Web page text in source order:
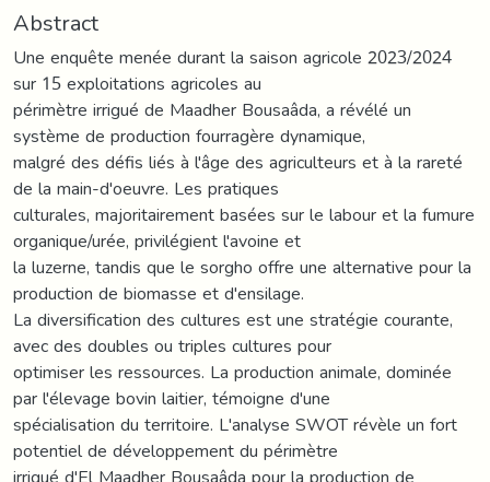
Abstract
Une enquête menée durant la saison agricole 2023/2024
sur 15 exploitations agricoles au
périmètre irrigué de Maadher Bousaâda, a révélé un
système de production fourragère dynamique,
malgré des défis liés à l'âge des agriculteurs et à la rareté
de la main-d'oeuvre. Les pratiques
culturales, majoritairement basées sur le labour et la fumure
organique/urée, privilégient l'avoine et
la luzerne, tandis que le sorgho offre une alternative pour la
production de biomasse et d'ensilage.
La diversification des cultures est une stratégie courante,
avec des doubles ou triples cultures pour
optimiser les ressources. La production animale, dominée
par l'élevage bovin laitier, témoigne d'une
spécialisation du territoire. L'analyse SWOT révèle un fort
potentiel de développement du périmètre